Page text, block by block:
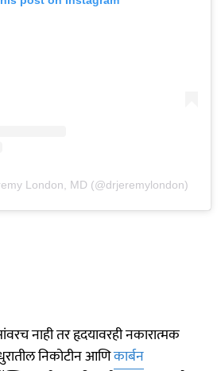
London, MD (@drjeremylondon)
नाही तर हृदयावरही नकारात्मक
निकोटीन आणिकार्बन